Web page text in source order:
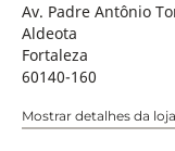
Av. Padre Antônio
Aldeota
Fortaleza
60140-160
Mostrar detalhes da loja